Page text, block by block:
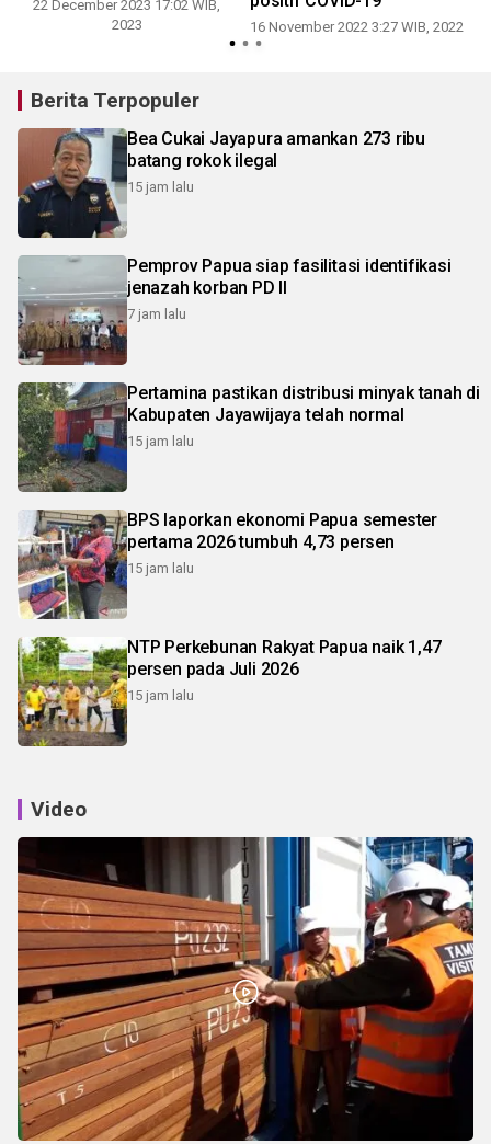
22 December 2023 17:02 WIB,
2023
16 November 2022 3:27 WIB, 2022
Berita Terpopuler
Bea Cukai Jayapura amankan 273 ribu
batang rokok ilegal
15 jam lalu
Pemprov Papua siap fasilitasi identifikasi
jenazah korban PD II
7 jam lalu
Pertamina pastikan distribusi minyak tanah di
Kabupaten Jayawijaya telah normal
15 jam lalu
BPS laporkan ekonomi Papua semester
pertama 2026 tumbuh 4,73 persen
15 jam lalu
NTP Perkebunan Rakyat Papua naik 1,47
persen pada Juli 2026
15 jam lalu
Video